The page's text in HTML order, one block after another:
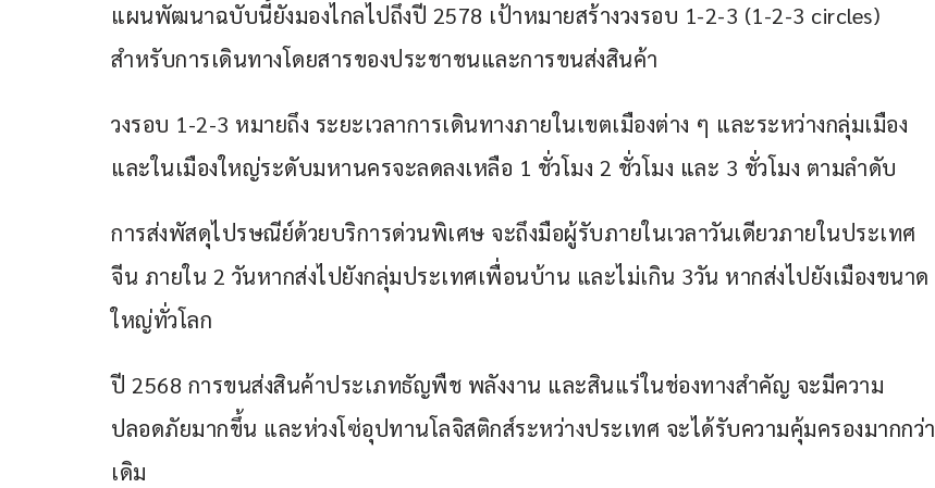
แผนพัฒนาฉบับนี้ยังมองไกลไปถึงปี 2578 เป้าหมายสร้างวงรอบ 1-2-3 (1-2-3 circles)
สำหรับการเดินทางโดยสารของประชาชนและการขนส่งสินค้า
วงรอบ 1-2-3 หมายถึง ระยะเวลาการเดินทางภายในเขตเมืองต่าง ๆ และระหว่างกลุ่มเมือง
และในเมืองใหญ่ระดับมหานครจะลดลงเหลือ 1 ชั่วโมง 2 ชั่วโมง และ 3 ชั่วโมง ตามลำดับ
การส่งพัสดุไปรษณีย์ด้วยบริการด่วนพิเศษ จะถึงมือผู้รับภายในเวลาวันเดียวภายในประเทศ
จีน ภายใน 2 วันหากส่งไปยังกลุ่มประเทศเพื่อนบ้าน และไม่เกิน 3วัน หากส่งไปยังเมืองขนาด
ใหญ่ทั่วโลก
ปี 2568 การขนส่งสินค้าประเภทธัญพืช พลังงาน และสินแร่ในช่องทางสำคัญ จะมีความ
ปลอดภัยมากขึ้น และห่วงโซ่อุปทานโลจิสติกส์ระหว่างประเทศ จะได้รับความคุ้มครองมากกว่า
เดิม